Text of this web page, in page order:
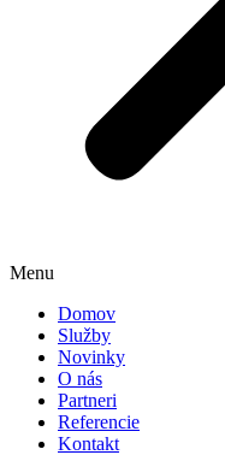
Menu
Domov
Služby
Novinky
O nás
Partneri
Referencie
Kontakt